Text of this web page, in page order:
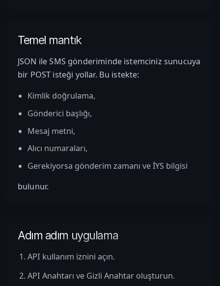
Temel mantık
JSON ile SMS gönderiminde istemciniz sunucuya
bir POST isteği yollar. Bu istekte:
Kimlik doğrulama,
Gönderici başlığı,
Mesaj metni,
Alıcı numaraları,
Gerekiyorsa gönderim zamanı ve İYS bilgisi
bulunur.
Adım adım uygulama
API kullanım iznini açın.
API Anahtarı ve Gizli Anahtar oluşturun.